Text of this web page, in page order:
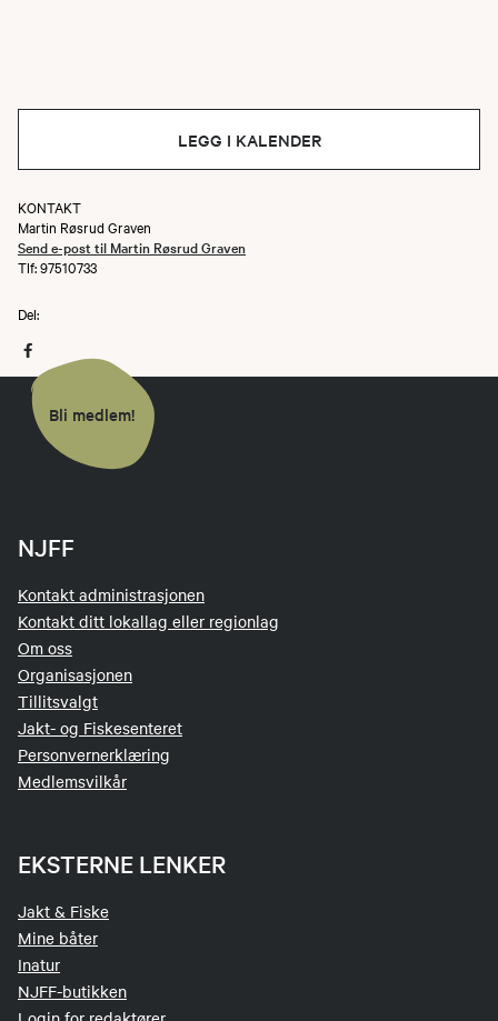
LEGG I KALENDER
KONTAKT
Martin Røsrud Graven
Send e-post til Martin Røsrud Graven
Tlf: 97510733
Del:
Bli medlem!
NJFF
Kontakt administrasjonen
Kontakt ditt lokallag eller regionlag
Om oss
Organisasjonen
Tillitsvalgt
Jakt- og Fiskesenteret
Personvernerklæring
Medlemsvilkår
EKSTERNE LENKER
Jakt & Fiske
Mine båter
Inatur
NJFF-butikken